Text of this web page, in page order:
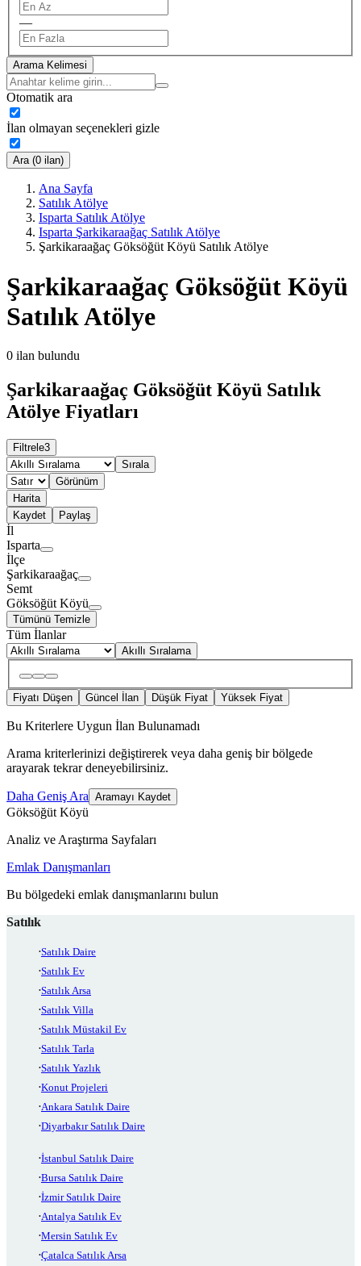
—
Arama Kelimesi
Otomatik ara
İlan olmayan seçenekleri gizle
Ara (0 ilan)
Ana Sayfa
Satılık Atölye
Isparta Satılık Atölye
Isparta Şarkikaraağaç Satılık Atölye
Şarkikaraağaç Göksöğüt Köyü Satılık Atölye
Şarkikaraağaç Göksöğüt Köyü
Satılık Atölye
0 ilan bulundu
Şarkikaraağaç Göksöğüt Köyü Satılık
Atölye Fiyatları
Filtrele3
Sırala
Görünüm
Harita
Kaydet
Paylaş
İl
Isparta
İlçe
Şarkikaraağaç
Semt
Göksöğüt Köyü
Tümünü Temizle
Tüm İlanlar
Akıllı Sıralama
Fiyatı Düşen Güncel İlan Düşük Fiyat Yüksek Fiyat
Bu Kriterlere Uygun İlan Bulunamadı
Arama kriterlerinizi değiştirerek veya daha geniş bir bölgede
arayarak tekrar deneyebilirsiniz.
Daha Geniş Ara Aramayı Kaydet
Göksöğüt Köyü
Analiz ve Araştırma Sayfaları
Emlak Danışmanları
Bu bölgedeki emlak danışmanlarını bulun
Satılık
Satılık Daire
Satılık Ev
Satılık Arsa
Satılık Villa
Satılık Müstakil Ev
Satılık Tarla
Satılık Yazlık
Konut Projeleri
Ankara Satılık Daire
Diyarbakır Satılık Daire
İstanbul Satılık Daire
Bursa Satılık Daire
İzmir Satılık Daire
Antalya Satılık Ev
Mersin Satılık Ev
Çatalca Satılık Arsa